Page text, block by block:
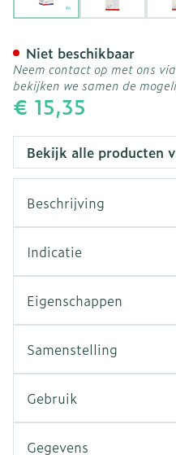
€ 15,35
Niet beschikbaar
Neem contact op met ons
bekijken we samen de
Bekijk alle producten
Beschrijving
Indicatie
Eigenschappen
Ook geschikt voor
Dermatologisch getest
Vrij van parabenen
Vegan
Samenstelling
Gebruik
Gegevens